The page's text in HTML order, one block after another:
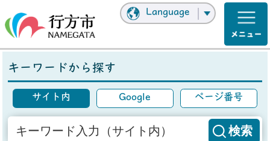
Language
キーワードから探す
サイト内 Google ページ番号